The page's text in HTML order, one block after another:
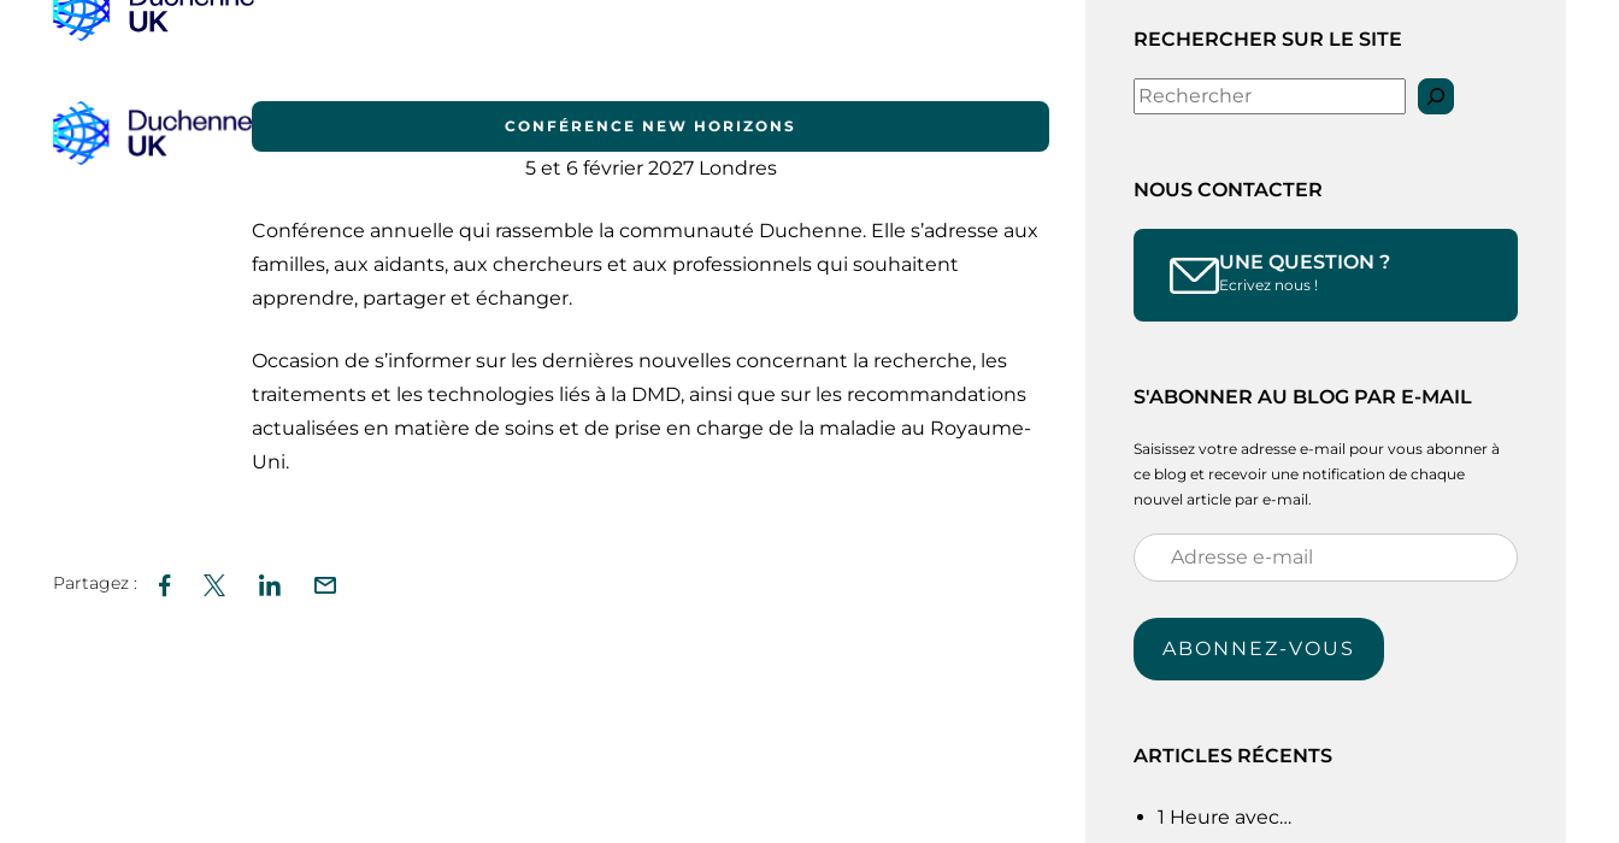
CONFÉRENCE NEW HORIZONS
5 et 6 février 2027 Londres
Conférence annuelle qui rassemble la communauté Duchenne. Elle s’adresse aux
familles, aux aidants, aux chercheurs et aux professionnels qui souhaitent
apprendre, partager et échanger.
Occasion de s’informer sur les dernières nouvelles concernant la recherche, les
traitements et les technologies liés à la DMD, ainsi que sur les recommandations
actualisées en matière de soins et de prise en charge de la maladie au Royaume-
Uni.
Partagez :
RECHERCHER SUR LE SITE
Rechercher
NOUS CONTACTER
UNE QUESTION ?
Ecrivez nous !
S'ABONNER AU BLOG PAR E-MAIL
Saisissez votre adresse e-mail pour vous abonner à
ce blog et recevoir une notification de chaque
nouvel article par e-mail.
Adresse
e-
mail
ABONNEZ-VOUS
ARTICLES RÉCENTS
1 Heure avec…